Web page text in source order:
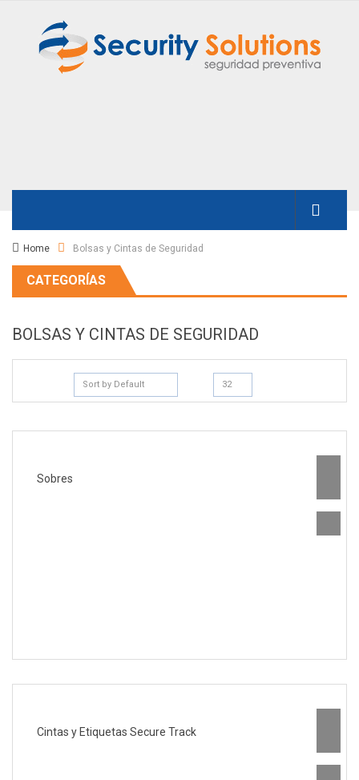
Home Bolsas y Cintas de Seguridad
CATEGORÍAS
BOLSAS Y CINTAS DE SEGURIDAD
Sort by Default 32
Sobres
Cintas y Etiquetas Secure Track